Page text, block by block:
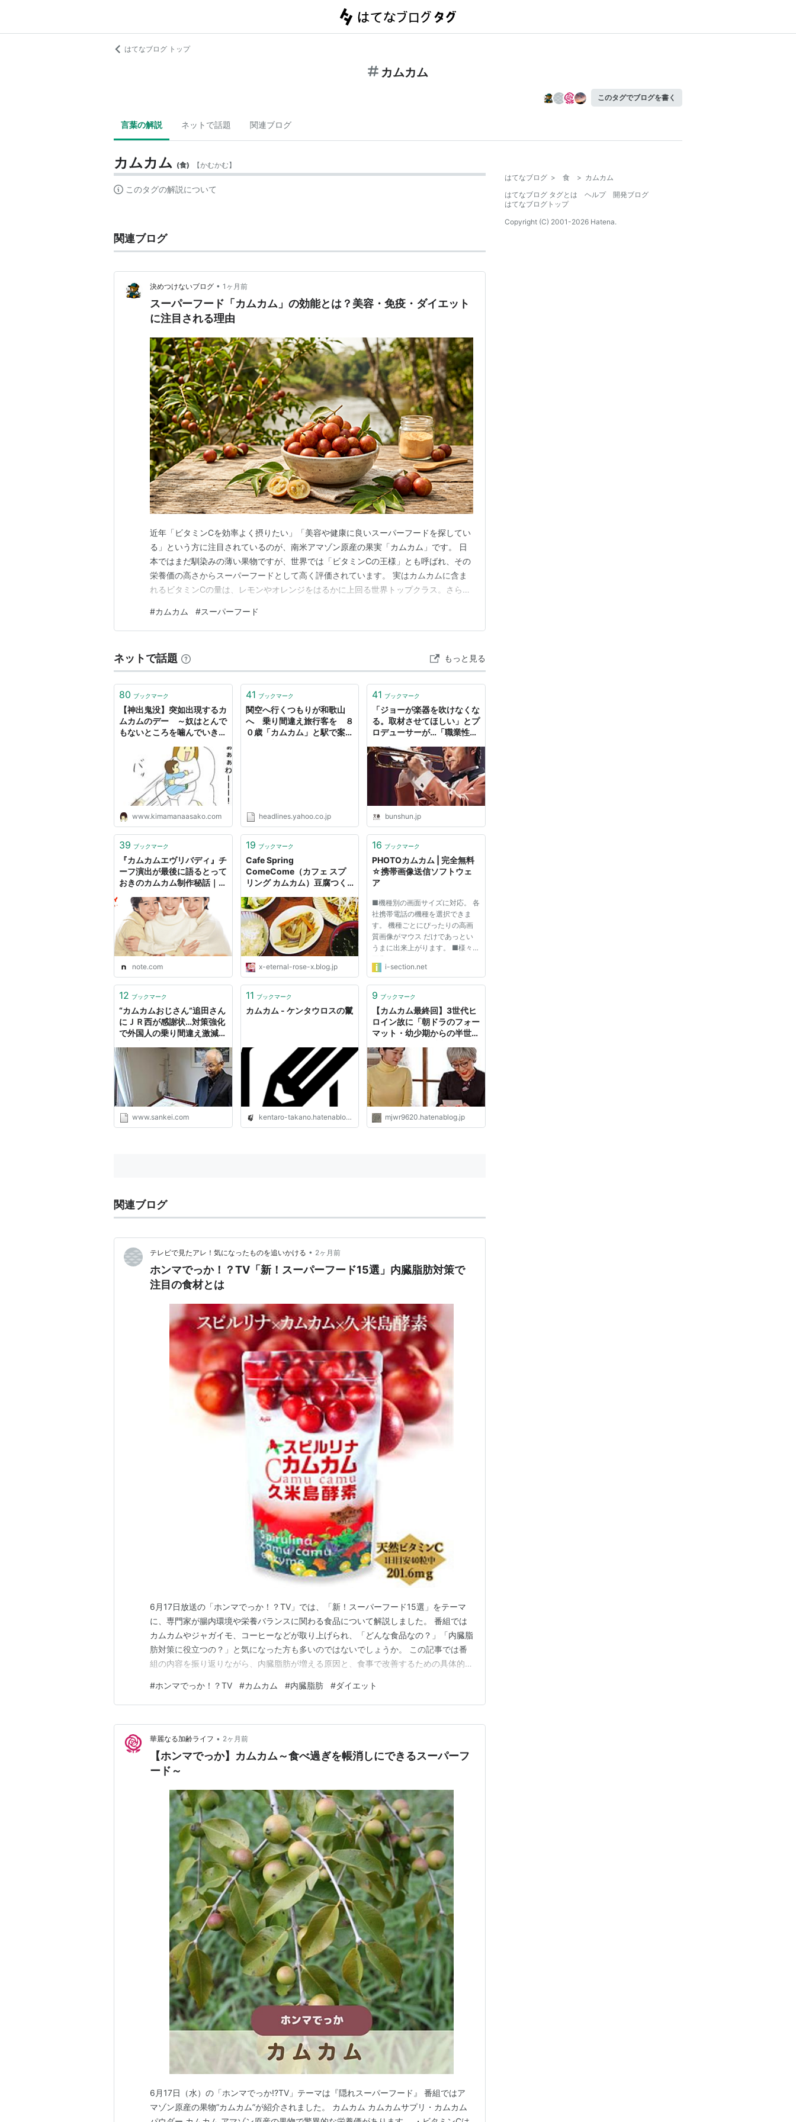
はてなブログ トップ
カムカム
このタグでブログを書く
言葉の解説 ネットで話題 関連ブログ
カムカム (食) 【かむかむ】
このタグの解説について
関連ブログ
決めつけないブログ • 1ヶ月前
スーパーフード「カムカム」の効能とは？美容・免疫・ダイエット
に注目される理由
近年「ビタミンCを効率よく摂りたい」「美容や健康に良いスーパーフードを探してい
る」という方に注目されているのが、南米アマゾン原産の果実「カムカム」です。 日
本ではまだ馴染みの薄い果物ですが、世界では「ビタミンCの王様」とも呼ばれ、その
栄養価の高さからスーパーフードとして高く評価されています。 実はカムカムに含ま
れるビタミンCの量は、レモンやオレンジをはるかに上回る世界トップクラス。さら
労回復、ダイエットサポートなど、さまざまな健康効果が期待されています。 今回
は、そんなカムカムの魅力について詳しく解説していきます。 …
#カムカム #スーパーフード
ネットで話題 もっと見る
80 ブックマーク
【神出鬼没】突如出現するカ
ムカムのデー ～奴はとんで
もないところを噛んでいきま
www.kimamanaasako.com
41 ブックマーク
関空へ行くつもりが和歌山
へ 乗り間違え旅行客を ８
０歳「カムカム」と駅で案内
headlines.yahoo.co.jp
41 ブックマーク
「ジョーが楽器を吹けなくな
る。取材させてほしい」とプ
ロデューサーが…「職業性ジ
クス奏者が、『カムカム』の
音楽を手がけるまで | 文春オ
ンライン
bunshun.jp
39 ブックマーク
『カムカムエヴリバディ』チ
ーフ演出が最後に語るとって
おきのカムカム制作秘話｜
note.com
19 ブックマーク
Cafe Spring
ComeCome（カフェ スプ
リング カムカム）豆腐つく
ス 16 : Eternal Rose （エ
ターナルローズ）
x-eternal-rose-x.blog.jp
16 ブックマーク
PHOTOカムカム | 完全無料
☆携帯画像送信ソフトウェ
ア
■機種別の画面サイズに対応。 各
社携帯電話の機種を選択できま
す。 機種ごとにぴったりの高画
質画像がマウス だけであっとい
うまに出来上がります。 ■様々な
画像エフェクト、フレーム。 ワ
ンタッチで画像にエフェクト効果
ムも充実、ひと味 違った待ち受
能 ...
i-section.net
12 ブックマーク
“カムカムおじさん”追田さん
にＪＲ西が感謝状…対策強化
で外国人の乗り間違え激減
WEST
www.sankei.com
11 ブックマーク
カムカム - ケンタウロスの鬣
kentaro-takano.hatenablog.com
9 ブックマーク
【カムカム最終回】3世代ヒ
ロイン故に「朝ドラのフォー
マット・幼少期からの半世を
ムカムエヴリバディ』 -
Junk-weed’s blog
mjwr9620.hatenablog.jp
関連ブログ
テレビで見たアレ！気になったものを追いかける • 2ヶ月前
ホンマでっか！？TV「新！スーパーフード15選」内臓脂肪対策で
注目の食材とは
6月17日放送の「ホンマでっか！？TV」では、「新！スーパーフード15選」をテーマ
に、専門家が腸内環境や栄養バランスに関わる食品について解説しました。 番組では
カムカムやジャガイモ、コーヒーなどが取り上げられ、「どんな食品なの？」「内臓脂
肪対策に役立つの？」と気になった方も多いのではないでしょうか。 この記事では番
組の内容を振り返りながら、内臓脂肪が増える原因と、食事で改善するための具体的な
ードの要点 番組で紹介されたスーパーフードはどんな食材？ 内臓脂肪が増える原因と
は 原因1：腸内環境の乱れが脂肪をため込みやす…
#ホンマでっか！？TV #カムカム #内臓脂肪 #ダイエット
華麗なる加齢ライフ • 2ヶ月前
【ホンマでっか】カムカム～食べ過ぎを帳消しにできるスーパーフ
ード～
6月17日（水）の「ホンマでっか!?TV」テーマは『隠れスーパーフード』 番組ではア
マゾン原産の果物”カムカム”が紹介されました。 カムカム カムカムサプリ・カムカム
はてなブログ > 食 > カムカム
はてなブログ タグとは
ヘルプ
開発ブログ
はてなブログトップ
Copyright (C) 2001-2026 Hatena.